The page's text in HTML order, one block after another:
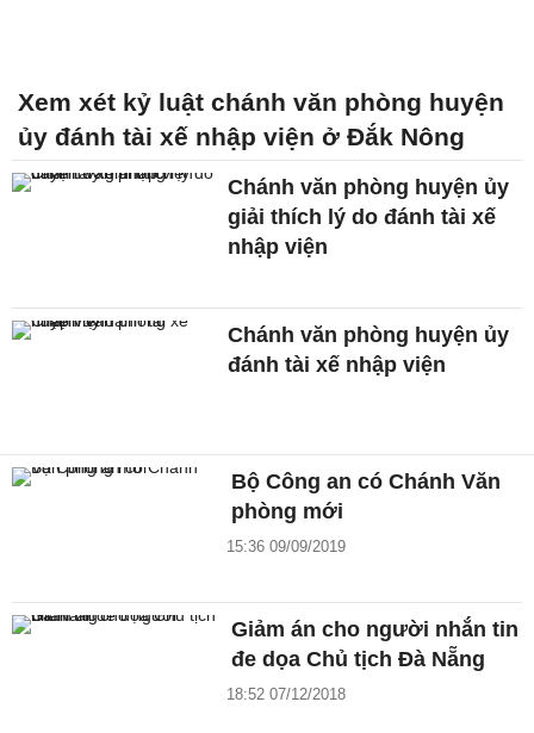
Xem xét kỷ luật chánh văn phòng huyện
ủy đánh tài xế nhập viện ở Đắk Nông
Chánh văn phòng huyện ủy
giải thích lý do đánh tài xế
nhập viện
Chánh văn phòng huyện ủy
đánh tài xế nhập viện
Bộ Công an có Chánh Văn
phòng mới
15:36 09/09/2019
Giảm án cho người nhắn tin
đe dọa Chủ tịch Đà Nẵng
18:52 07/12/2018